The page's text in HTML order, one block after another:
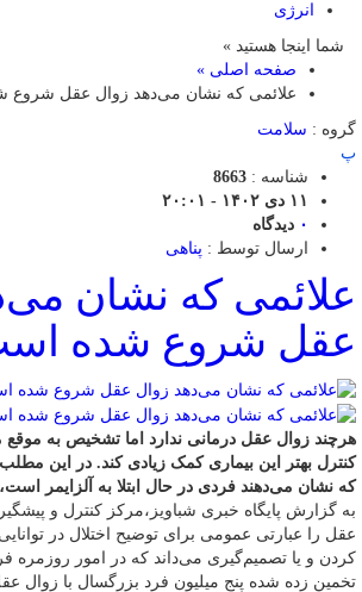
انرژی
شما اینجا هستید »
صفحه اصلی »
علائمی که نشان می‌دهد زوال عقل
گروه : سلامت
پ
شناسه : 8663
۱۱ دی ۱۴۰۲ - ۲۰:۰۱
۰ دیدگاه
ارسال توسط : پناهی
علائمی که نشان
عقل شروع شده
هرچند زوال عقل درمانی ندارد اما تشخیص به موقع
کنترل بهتر این بیماری کمک زیادی کند. در این
که نشان می‌دهند فردی در حال ابتلا به آلزایمر
به گزارش پایگاه خبری شباویز،مرکز کنترل و
عقل را عبارتی عمومی برای توضیح اختلال در
کردن و یا تصمیم‌گیری می‌داند که در امور روزمره
تخمین زده شده پنج میلیون فرد بزرگسال با زوال